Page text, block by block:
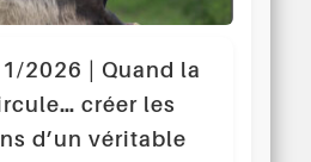
2026 | Quand la
créer les
d’un véritable